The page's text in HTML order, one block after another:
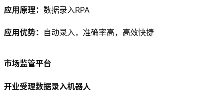
应用原理： 数据录入RPA
应用优势： 自动录入，准确率高，高效快捷
市场监管平台
开业受理数据录入机器人